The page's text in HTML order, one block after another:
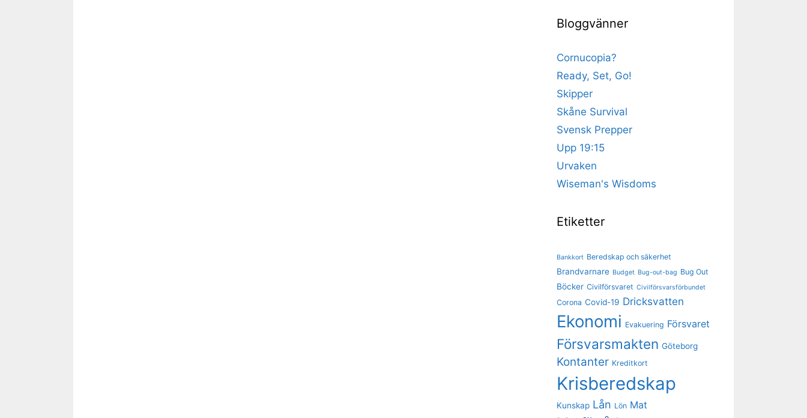
Bloggvänner
Cornucopia?
Ready, Set, Go!
Skipper
Skåne Survival
Svensk Prepper
Upp 19:15
Urvaken
Wiseman's Wisdoms
Etiketter
Bankkort Beredskap och säkerhet
Brandvarnare Budget Bug-out-bag Bug Out
Böcker Civilförsvaret Civilförsvarsförbundet
Corona Covid-19 Dricksvatten
Ekonomi Evakuering Försvaret
Försvarsmakten Göteborg
Kontanter Kreditkort
Krisberedskap
Kunskap Lån Lön Mat